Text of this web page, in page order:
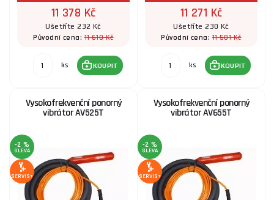
11 378 Kč
Ušetříte 232 Kč
Původní cena:11 610 Kč
ks KOUPIT
11 271 Kč
Ušetříte 230 Kč
Původní cena:11 501 Kč
ks KOUPIT
Vysokofrekvenční ponorný
vibrátor AV525T
-2 %
SLEVA
SERVIS+
Vysokofrekvenční ponorný
vibrátor AV655T
-2 %
SLEVA
SERVIS+